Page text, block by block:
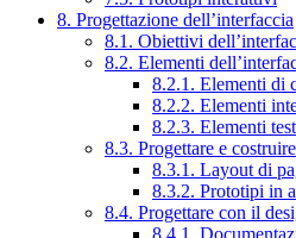
8. Progettazione dell’interfaccia
8.1. Obiettivi
8.2. Elementi
8.2.1. Elementi di
8.2.2. Elementi
8.2.3. Elementi
8.3. Progettare e
8.3.1. Layout di
8.3.2. Prototipi in
8.4. Progettare con il
8.4.1.